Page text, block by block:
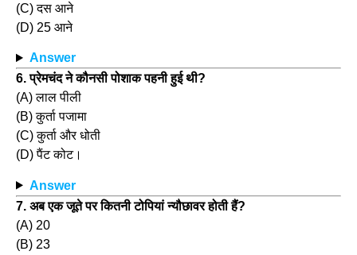
(C) दस आने
(D) 25 आने
Answer
6. प्रेमचंद ने कौनसी पोशाक पहनी हुई थी?
(A) लाल पीली
(B) कुर्ता पजामा
(C) कुर्ता और धोती
(D) पैंट कोट।
Answer
7. अब एक जूते पर कितनी टोपियां न्यौछावर होती हैं?
(A) 20
(B) 23